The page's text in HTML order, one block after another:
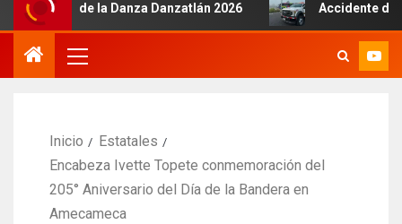
de la Danza Danzatlán 2026 Accidente de
Inicio
Estatales
Encabeza Ivette Topete conmemoración del
205° Aniversario del Día de la Bandera en
Amecameca